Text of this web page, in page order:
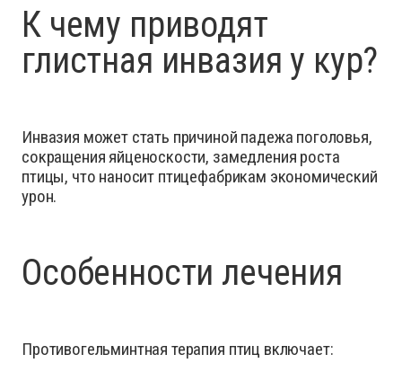
К чему приводят
глистная инвазия у кур?
Инвазия может стать причиной падежа поголовья,
сокращения яйценоскости, замедления роста
птицы, что наносит птицефабрикам экономический
урон.
Особенности лечения
Противогельминтная терапия птиц включает: